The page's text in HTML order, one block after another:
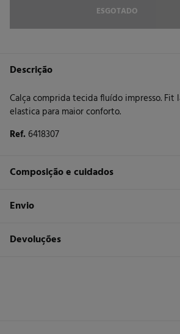
ESGOTADO
Descrição
Calça comprida tecida fluído impresso. Fit
elastica para maior conforto.
Ref. 6418307
Composição e cuidados
Composição
Cuidados
Envio
STANDARD
Devoluções